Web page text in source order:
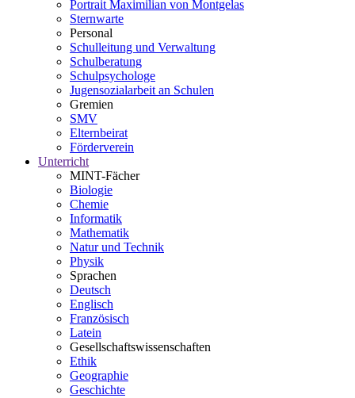
Portrait Maximilian von Montgelas
Sternwarte
Personal
Schulleitung und Verwaltung
Schulberatung
Schulpsychologe
Jugensozialarbeit an Schulen
Gremien
SMV
Elternbeirat
Förderverein
Unterricht
MINT-Fächer
Biologie
Chemie
Informatik
Mathematik
Natur und Technik
Physik
Sprachen
Deutsch
Englisch
Französisch
Latein
Gesellschaftswissenschaften
Ethik
Geographie
Geschichte